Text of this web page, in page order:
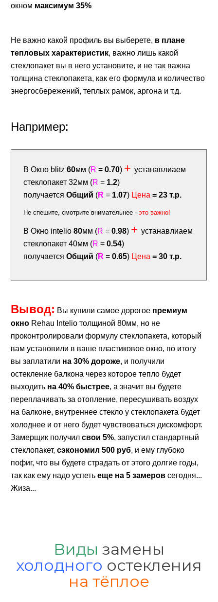
окном максимум 35%
Не важно какой профиль вы выберете, в плане
тепловых характеристик, важно лишь какой
стеклопакет вы в него установите, и не так важна
толщина стеклопакета, как его формула и количество
энергосбережений, теплых рамок, аргона и т.д.
Например:
В Окно blitz60мм (R =0.70) +устанавлиаем
стеклопакет 32мм (R = 1.2)
получаетсяОбщий (R = 1.07) Цена = 23 т.р.
Не спешите, смотрите внимательнее -это важно!
В Окно intelio80мм (R =0.98) +устанавлиаем
стеклопакет 40мм (R =0.54)
получаетсяОбщий (R =0.65) Цена = 30 т.р.
Вывод: Вы купили самое дорогое премиум
окно Rehau Intelio толщиной 80мм, но не
проконтролировали формулу стеклопакета, который
вам установили в ваше пластиковое окно, по итогу
вы заплатили на 30% дороже, и получили
остекление балкона через которое тепло будет
выходить на 40% быстрее, а значит вы будете
переплачивать за отопление, пересушивать воздух
на балконе, внутреннее стекло у стеклопакета будет
холоднее и от него будет чувствоваться дискомфорт.
Замерщик получил свои 5%, запустил стандартный
стеклопакет,сэкономил 500 руб, и ему глубоко
пофиг, что вы будете страдать от этого долгие годы,
так как ему надо успетьеще на 5 замеров сегодня...
Жиза...
Виды замены
холодного остекления
на тёплое